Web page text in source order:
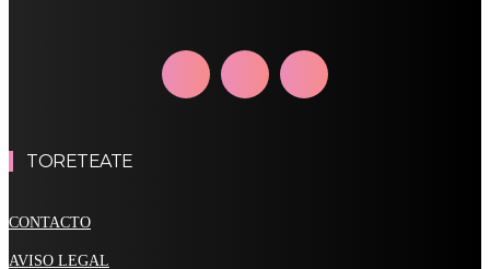
TORETEATE
CONTACTO
AVISO LEGAL